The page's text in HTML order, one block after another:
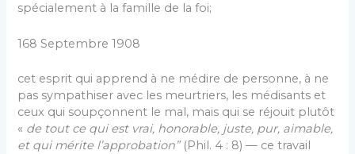
spécialement à la famille de la foi;
168 Septembre 1908
cet esprit qui apprend à ne médire de personne, à ne
pas sympathiser avec les meurtriers, les médisants et
ceux qui soupçonnent le mal, mais qui se réjouit plutôt
« de tout ce qui est vrai, hono­rable, juste, pur, aimable,
et qui mérite l’approbation” (Phil. 4 : 8) — ce travail